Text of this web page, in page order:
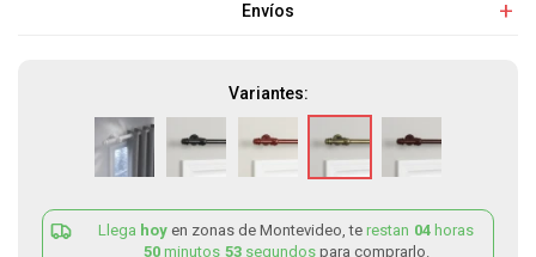
Envíos
Variantes:
Llega hoy en zonas de Montevideo, te restan 04 horas
50 minutos 53 segundos para comprarlo.